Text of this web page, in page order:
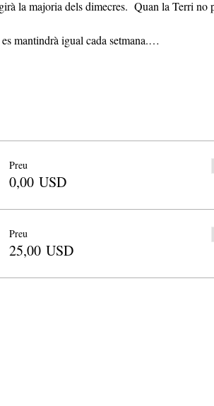
mantindrà igual cada setmana.…
Preu
0,00 USD
Preu
25,00 USD